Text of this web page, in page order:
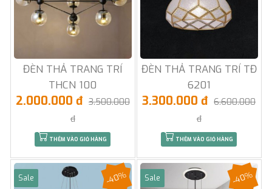
ĐÈN THẢ TRANG TRÍ
THCN 100
2.000.000 đ 3.500.000
đ
THÊM VÀO GIỎ HÀNG
ĐÈN THẢ TRANG TRÍ TĐ
6201
3.300.000 đ 6.600.000
đ
THÊM VÀO GIỎ HÀNG
Sale -40% Sale -40%